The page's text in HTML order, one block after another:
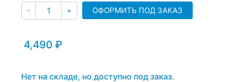
- Количество
+ ОФОРМИТЬ ПОД ЗАКАЗ
4,490 ₽
Нет на складе, но доступно под заказ.